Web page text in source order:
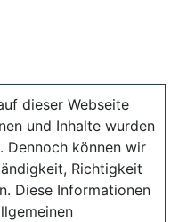
dieser Webseite
und Inhalte wurden
können wir
Richtigkeit
Diese Informationen